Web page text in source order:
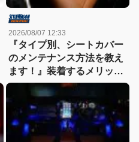
2026/08/07 12:33
『タイプ別、シートカバー
のメンテナンス方法を教え
ます！』装着するメリット
も紹介！